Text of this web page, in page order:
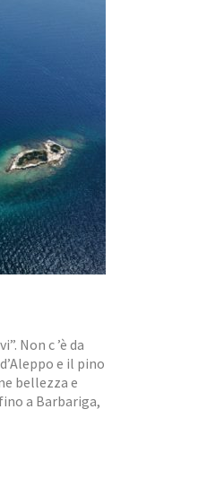
Non c ’è da
e il pino
bellezza e
a Barbariga,